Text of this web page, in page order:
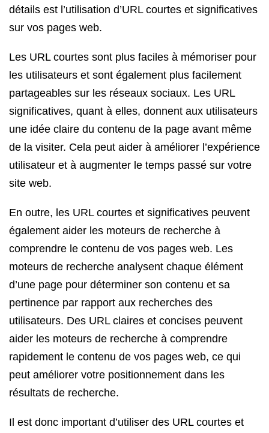
détails est l’utilisation d’URL courtes et significatives
sur vos pages web.
Les URL courtes sont plus faciles à mémoriser pour
les utilisateurs et sont également plus facilement
partageables sur les réseaux sociaux. Les URL
significatives, quant à elles, donnent aux utilisateurs
une idée claire du contenu de la page avant même
de la visiter. Cela peut aider à améliorer l’expérience
utilisateur et à augmenter le temps passé sur votre
site web.
En outre, les URL courtes et significatives peuvent
également aider les moteurs de recherche à
comprendre le contenu de vos pages web. Les
moteurs de recherche analysent chaque élément
d’une page pour déterminer son contenu et sa
pertinence par rapport aux recherches des
utilisateurs. Des URL claires et concises peuvent
aider les moteurs de recherche à comprendre
rapidement le contenu de vos pages web, ce qui
peut améliorer votre positionnement dans les
résultats de recherche.
Il est donc important d’utiliser des URL courtes et